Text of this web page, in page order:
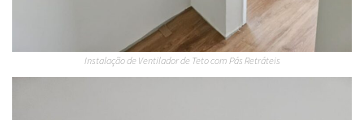
Instalação de Ventilador de Teto com Pás Retráteis